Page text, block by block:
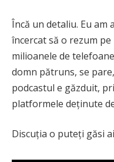
Încă un detaliu. Eu am
încercat să o rezum
milioanele de
domn pătruns, se
podcastul e găzduit,
platformele deținute
Discuția o puteți găsi